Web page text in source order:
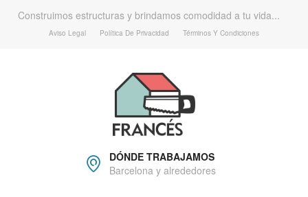
Construimos estructuras y brindamos comodidad a tu vida...
Aviso Legal Política De Privacidad Términos Y Condiciones
DÓNDE TRABAJAMOS
Barcelona y alrededores